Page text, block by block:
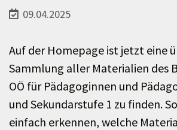
09.04.2025
Auf der Homepage ist jetzt eine
Sammlung aller Materialien des
OÖ für Pädagoginnen und
und Sekundarstufe 1 zu finden.
einfach erkennen, welche